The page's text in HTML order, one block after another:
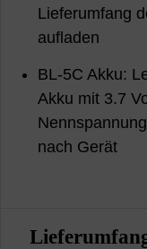
Lieferumfang
aufladen
BL-5C Akku:
Akku mit 3.7
nach Gerät